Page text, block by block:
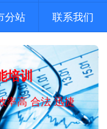
分站 联系我们
培训
率高 合法 迅捷